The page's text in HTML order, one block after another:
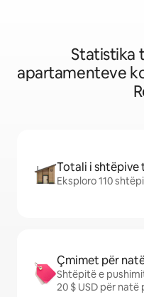
Statistika
apartamenteve
Totali i shtëpive
Eksploro 110
Çmimet për
Shtëpitë e
20 $ USD për